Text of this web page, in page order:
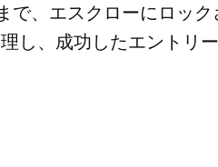
で、エスクローにロック
し、成功したエントリ